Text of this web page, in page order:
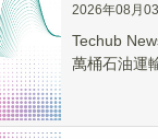
2026年08月
Techub
萬桶石油運